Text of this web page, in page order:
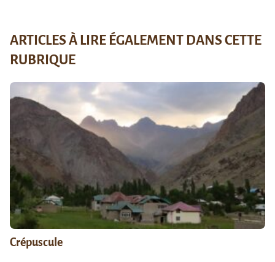
ARTICLES À LIRE ÉGALEMENT DANS CETTE
RUBRIQUE
Crépuscule